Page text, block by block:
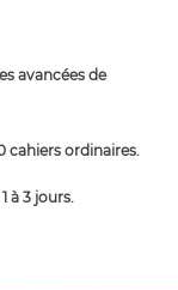
avancées de
cahiers ordinaires.
à 3 jours.